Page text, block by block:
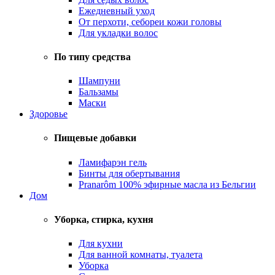
Ежедневный уход
От перхоти, себореи кожи головы
Для укладки волос
По типу средства
Шампуни
Бальзамы
Маски
Здоровье
Пищевые добавки
Ламифарэн гель
Бинты для обертывания
Pranarôm 100% эфирные масла из Бельгии
Дом
Уборка, стирка, кухня
Для кухни
Для ванной комнаты, туалета
Уборка